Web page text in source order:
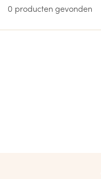
0 producten gevonden